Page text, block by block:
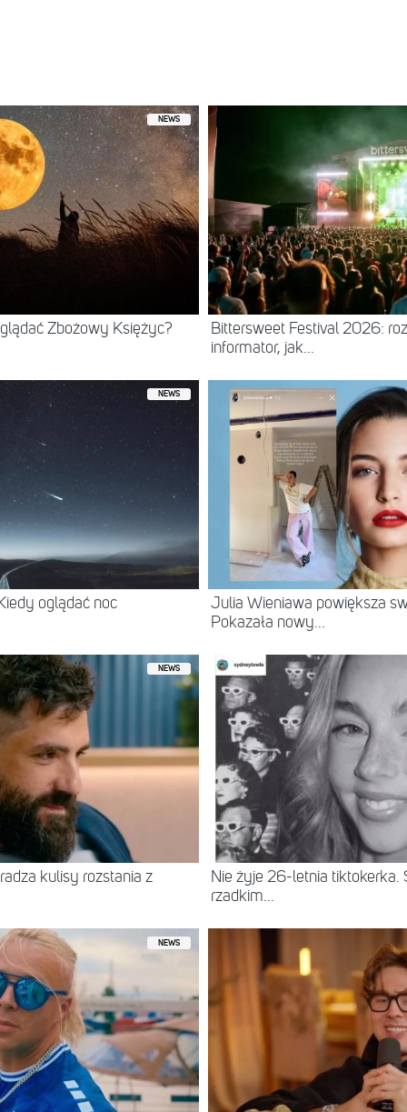
NEWS
Zbożowy Księżyc?
Bittersweet Festival 2026:
informator, jak...
NEWS
oglądać noc
Julia Wieniawa powiększa
Pokazała nowy...
NEWS
kulisy rozstania z
Nie żyje 26-letnia tiktokerka.
rzadkim...
NEWS